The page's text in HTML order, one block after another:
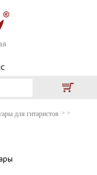
для гитаристов